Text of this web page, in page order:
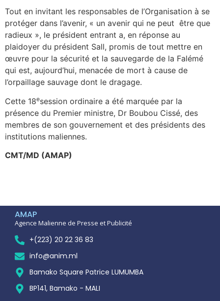
Tout en invitant les responsables de l’Organisation à se
protéger dans l’avenir, « un avenir qui ne peut être que
radieux », le président entrant a, en réponse au
plaidoyer du président Sall, promis de tout mettre en
œuvre pour la sécurité et la sauvegarde de la Falémé
qui est, aujourd’hui, menacée de mort à cause de
l’orpaillage sauvage dont le dragage.
Cette 18esession ordinaire a été marquée par la
présence du Premier ministre, Dr Boubou Cissé, des
membres de son gouvernement et des présidents des
institutions maliennes.
CMT/MD (AMAP)
AMAP
Agence Malienne de Presse et Publicité
+(223) 20 22 36 83
info@anim.ml
Bamako Square Patrice LUMUMBA
BP141, Bamako - MALI